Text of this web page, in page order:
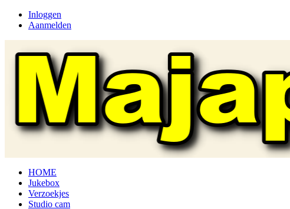
Inloggen
Aanmelden
HOME
Jukebox
Verzoekjes
Studio cam